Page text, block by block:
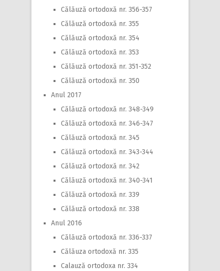
Călăuză ortodoxă nr. 356-357
Călăuză ortodoxă nr. 355
Călăuză ortodoxă nr. 354
Călăuză ortodoxă nr. 353
Călăuză ortodoxă nr. 351-352
Călăuză ortodoxă nr. 350
Anul 2017
Călăuză ortodoxă nr. 348-349
Călăuză ortodoxă nr. 346-347
Călăuză ortodoxă nr. 345
Călăuză ortodoxă nr. 343-344
Călăuză ortodoxă nr. 342
Călăuză ortodoxă nr. 340-341
Călăuză ortodoxă nr. 339
Călăuză ortodoxă nr. 338
Anul 2016
Călăuză ortodoxă nr. 336-337
Călăuza ortodoxă nr. 335
Calauză ortodoxa nr. 334